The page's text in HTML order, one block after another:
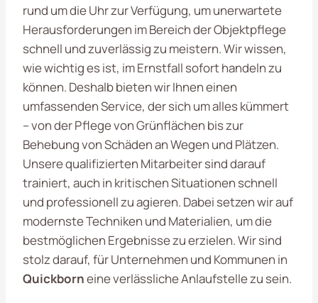
rund um die Uhr zur Verfügung, um unerwartete
Herausforderungen im Bereich der Objektpflege
schnell und zuverlässig zu meistern. Wir wissen,
wie wichtig es ist, im Ernstfall sofort handeln zu
können. Deshalb bieten wir Ihnen einen
umfassenden Service, der sich um alles kümmert
– von der Pflege von Grünflächen bis zur
Behebung von Schäden an Wegen und Plätzen.
Unsere qualifizierten Mitarbeiter sind darauf
trainiert, auch in kritischen Situationen schnell
und professionell zu agieren. Dabei setzen wir auf
modernste Techniken und Materialien, um die
bestmöglichen Ergebnisse zu erzielen. Wir sind
stolz darauf, für Unternehmen und Kommunen in
Quickborneine verlässliche Anlaufstelle zu sein.